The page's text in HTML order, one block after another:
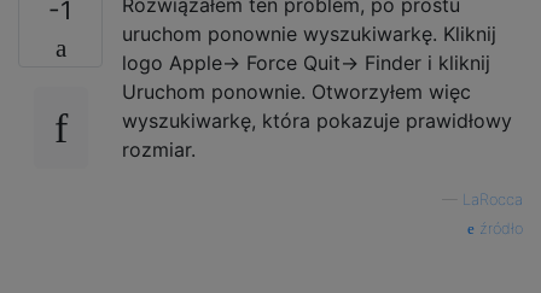
-1
Rozwiązałem ten problem, po prostu
uruchom ponownie wyszukiwarkę. Kliknij
logo Apple-> Force Quit-> Finder i kliknij
Uruchom ponownie. Otworzyłem więc
wyszukiwarkę, która pokazuje prawidłowy
rozmiar.
LaRocca
źródło